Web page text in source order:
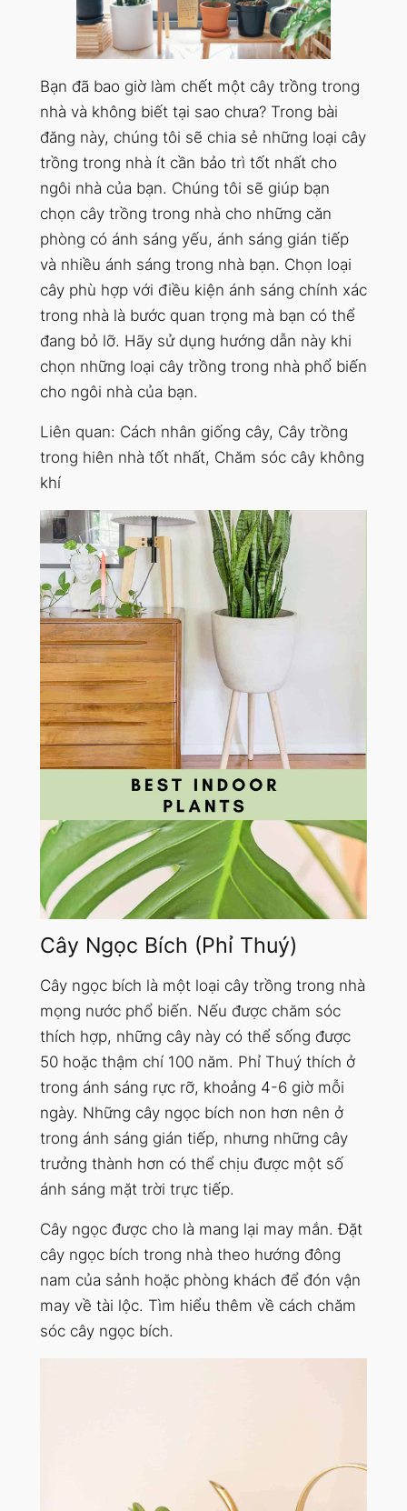
Bạn đã bao giờ làm chết một cây trồng trong
nhà và không biết tại sao chưa? Trong bài
đăng này, chúng tôi sẽ chia sẻ những loại cây
trồng trong nhà ít cần bảo trì tốt nhất cho
ngôi nhà của bạn. Chúng tôi sẽ giúp bạn
chọn cây trồng trong nhà cho những căn
phòng có ánh sáng yếu, ánh sáng gián tiếp
và nhiều ánh sáng trong nhà bạn. Chọn loại
cây phù hợp với điều kiện ánh sáng chính xác
trong nhà là bước quan trọng mà bạn có thể
đang bỏ lỡ. Hãy sử dụng hướng dẫn này khi
chọn những loại cây trồng trong nhà phổ biến
cho ngôi nhà của bạn.
Liên quan: Cách nhân giống cây, Cây trồng
trong hiên nhà tốt nhất, Chăm sóc cây không
khí
Cây Ngọc Bích (Phỉ Thuý)
Cây ngọc bích là một loại cây trồng trong nhà
mọng nước phổ biến. Nếu được chăm sóc
thích hợp, những cây này có thể sống được
50 hoặc thậm chí 100 năm. Phỉ Thuý thích ở
trong ánh sáng rực rỡ, khoảng 4-6 giờ mỗi
ngày. Những cây ngọc bích non hơn nên ở
trong ánh sáng gián tiếp, nhưng những cây
trưởng thành hơn có thể chịu được một số
ánh sáng mặt trời trực tiếp.
Cây ngọc được cho là mang lại may mắn. Đặt
cây ngọc bích trong nhà theo hướng đông
nam của sảnh hoặc phòng khách để đón vận
may về tài lộc. Tìm hiểu thêm về cách chăm
sóc cây ngọc bích.